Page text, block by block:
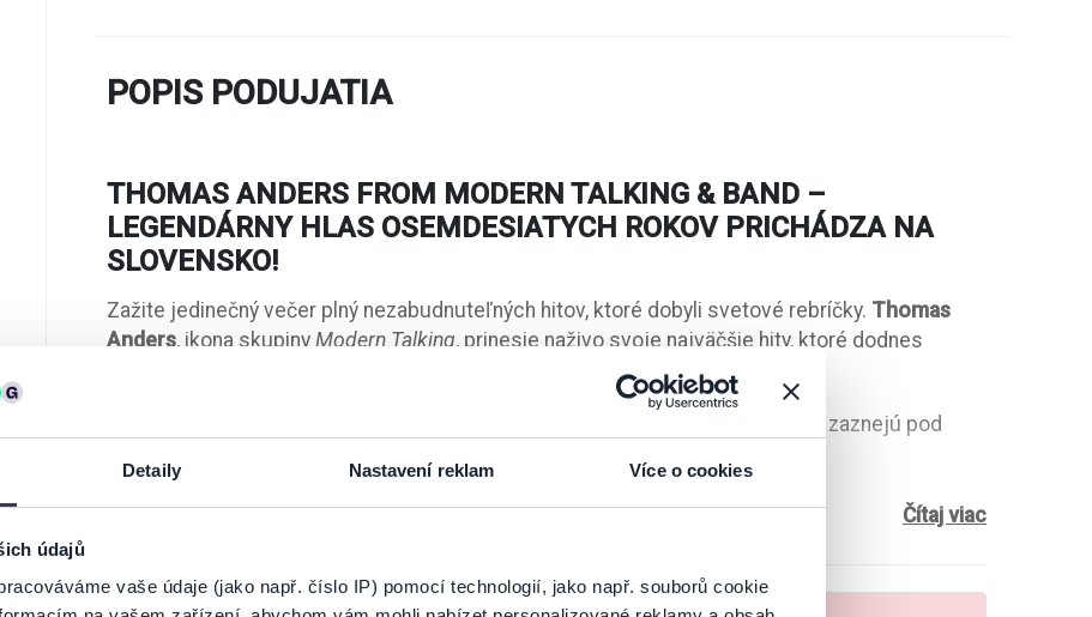
Detaily Nastavení reklam Více o cookies
údajů
vaše údaje (jako např. číslo IP) pomocí technologií, jako např. souborů cookie
POPIS PODUJATIA
THOMAS ANDERS FROM MODERN TALKING & BAND–
LEGENDÁRNY HLAS OSEMDESIATYCH ROKOV PRICHÁDZA NA
SLOVENSKO!
Zažite jedinečný večer plný nezabudnuteľných hitov, ktoré dobyli svetové rebríčky. Thomas
Anders, ikona skupiny Modern Talking, prinesie naživo svoje najväčšie hity, ktoré dodnes
a mnohé ďalšie zaznejú pod
Modern Talkingpatrí medzi najúspešnejšie popové formácie v histórii – sviac než 120
albumov ako Whitney Houston, päťkrát viac ako Michael Jackson, a viac ako ABBA a
Čítaj viac